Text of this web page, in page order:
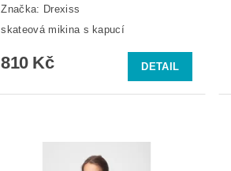
Značka: Drexiss
skateová mikina s kapucí
810 Kč DETAIL